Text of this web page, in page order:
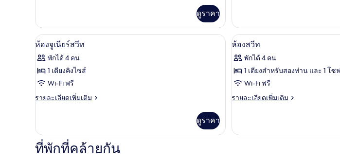
กับ
ห้อง
สแตนดาร์ด
(Family.
2
+
ดูราคา
ช่วย
การ
เคลื่อนไหว
เกี่ยว
กับ
ห้อง
สแตนดาร์ด,
เตียง
ใหญ่
เตียง,
ช่วย
เปิด
ภาพถ่าย
ทั้งหมด
ของ
ห้อง
สวีท
ห้องจูเนียร์สวีท | เครื่องนอนป้องกันสารก่อภูมิแพ้, ตู้นิรภัยในห้องพัก, ผ้าม่านกั
5
ห้องจูเนียร์สวีท
พักได้ 4 คน
1 เตียงคิงไซส์
Wi-Fi ฟรี
รายละเอียดเพิ่มเติม
ราย
เกี่ยว
กับ
ห้อง
ดูราคา
เปิด
ภาพถ่าย
ทั้งหมด
ของ
ห้อง
ห้อ
6
ห้องสวีท
พักได้ 4 คน
1 เตียงสำหรับสองท่าน และ 1 โ
Wi-Fi ฟรี
รายละเอียดเพิ่มเติม
ราย
เกี่ยว
ที่พักที่คล้ายกัน